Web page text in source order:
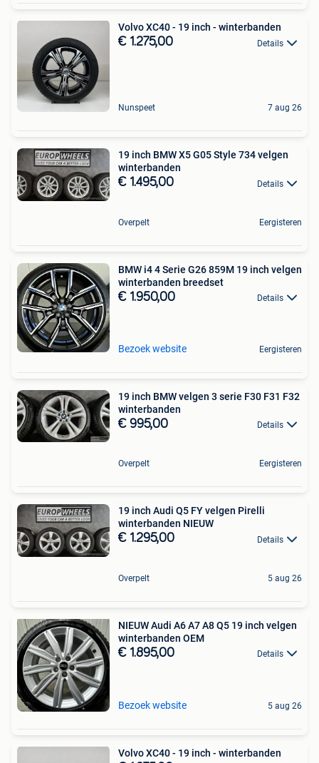
Volvo XC40 - 19 inch - winterbanden
€ 1.275,00 Details
Nunspeet 7 aug 26
19 inch BMW X5 G05 Style 734 velgen
winterbanden
€ 1.495,00 Details
Overpelt Eergisteren
BMW i4 4 Serie G26 859M 19 inch velgen
winterbanden breedset
€ 1.950,00 Details
Bezoek website Eergisteren
19 inch BMW velgen 3 serie F30 F31 F32
winterbanden
€ 995,00 Details
Overpelt Eergisteren
19 inch Audi Q5 FY velgen Pirelli
winterbanden NIEUW
€ 1.295,00 Details
Overpelt 5 aug 26
NIEUW Audi A6 A7 A8 Q5 19 inch velgen
winterbanden OEM
€ 1.895,00 Details
Bezoek website 5 aug 26
Volvo XC40 - 19 inch - winterbanden